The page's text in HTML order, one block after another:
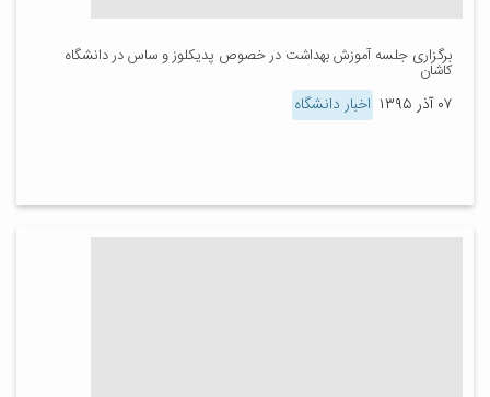
برگزاری جلسه آموزش بهداشت در خصوص پدیکلوز و ساس در دانشگاه
کاشان
۰۷ آذر ۱۳۹۵ اخبار دانشگاه